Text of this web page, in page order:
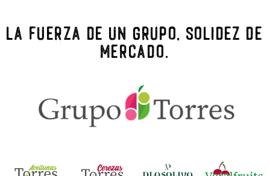
La fuerza de un grupo, solidez de
mercado.